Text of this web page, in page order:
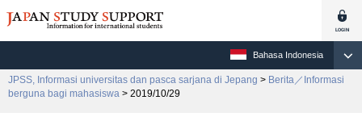
Bahasa Indonesia
JPSS, Informasi universitas dan pasca sarjana di Jepang > Berita／Informasi
berguna bagi mahasiswa > 2019/10/29